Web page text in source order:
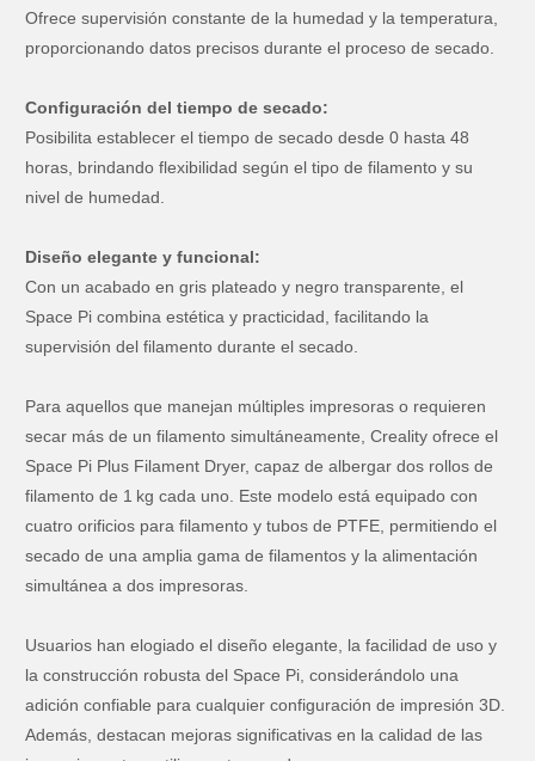
Ofrece supervisión constante de la humedad y la temperatura,
proporcionando datos precisos durante el proceso de secado.
Configuración del tiempo de secado:
Posibilita establecer el tiempo de secado desde 0 hasta 48
horas, brindando flexibilidad según el tipo de filamento y su
nivel de humedad.
Diseño elegante y funcional:
Con un acabado en gris plateado y negro transparente, el
Space Pi combina estética y practicidad, facilitando la
supervisión del filamento durante el secado.
Para aquellos que manejan múltiples impresoras o requieren
secar más de un filamento simultáneamente, Creality ofrece el
Space Pi Plus Filament Dryer, capaz de albergar dos rollos de
filamento de 1 kg cada uno. Este modelo está equipado con
cuatro orificios para filamento y tubos de PTFE, permitiendo el
secado de una amplia gama de filamentos y la alimentación
simultánea a dos impresoras.
Usuarios han elogiado el diseño elegante, la facilidad de uso y
la construcción robusta del Space Pi, considerándolo una
adición confiable para cualquier configuración de impresión 3D.
Además, destacan mejoras significativas en la calidad de las